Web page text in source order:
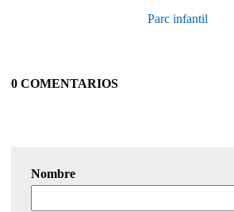
Parc infantil
0 COMENTARIOS
Nombre